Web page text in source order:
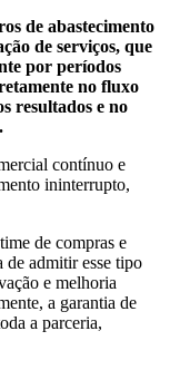
de abastecimento
de serviços, que
por períodos
no fluxo
resultados e no
contínuo e
ininterrupto,
de compras e
de admitir esse tipo
e melhoria
a garantia de
a parceria,